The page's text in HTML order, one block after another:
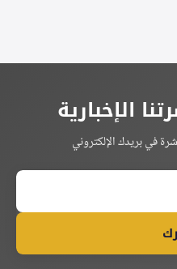
الإخبارية
في بريدك الإلكتروني